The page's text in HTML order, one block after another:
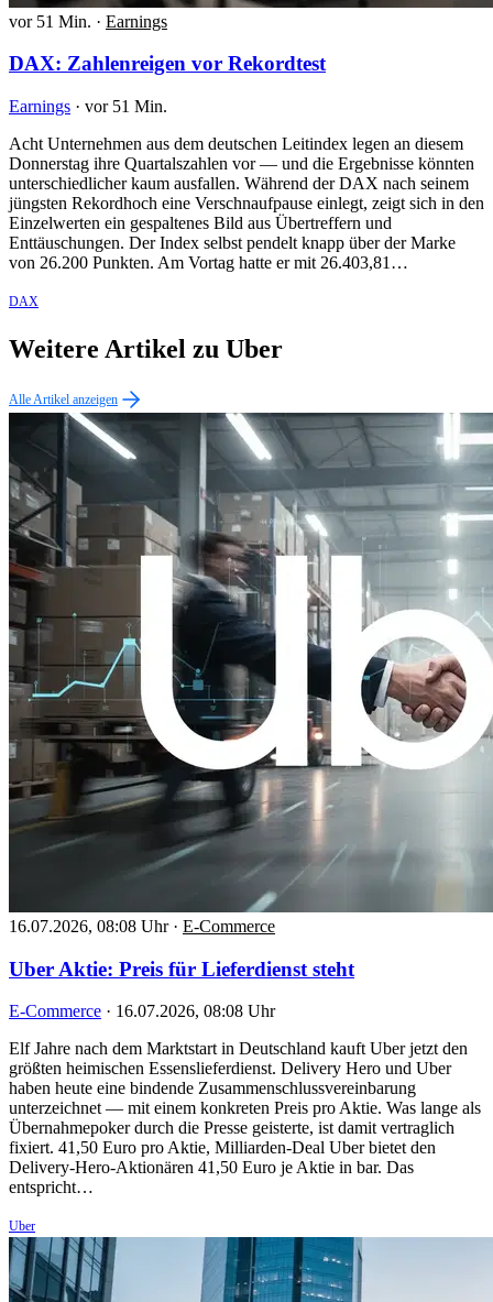
vor 51 Min. · Earnings
DAX: Zahlenreigen vor Rekordtest
Earnings · vor 51 Min.
Acht Unternehmen aus dem deutschen Leitindex legen an diesem
Donnerstag ihre Quartalszahlen vor — und die Ergebnisse könnten
unterschiedlicher kaum ausfallen. Während der DAX nach seinem
jüngsten Rekordhoch eine Verschnaufpause einlegt, zeigt sich in den
Einzelwerten ein gespaltenes Bild aus Übertreffern und
Enttäuschungen. Der Index selbst pendelt knapp über der Marke
von 26.200 Punkten. Am Vortag hatte er mit 26.403,81…
DAX
Weitere Artikel zu Uber
Alle Artikel anzeigen
16.07.2026, 08:08 Uhr · E-Commerce
Uber Aktie: Preis für Lieferdienst steht
E-Commerce · 16.07.2026, 08:08 Uhr
Elf Jahre nach dem Marktstart in Deutschland kauft Uber jetzt den
größten heimischen Essenslieferdienst. Delivery Hero und Uber
haben heute eine bindende Zusammenschlussvereinbarung
unterzeichnet — mit einem konkreten Preis pro Aktie. Was lange als
Übernahmepoker durch die Presse geisterte, ist damit vertraglich
fixiert. 41,50 Euro pro Aktie, Milliarden-Deal Uber bietet den
Delivery-Hero-Aktionären 41,50 Euro je Aktie in bar. Das
entspricht…
Uber